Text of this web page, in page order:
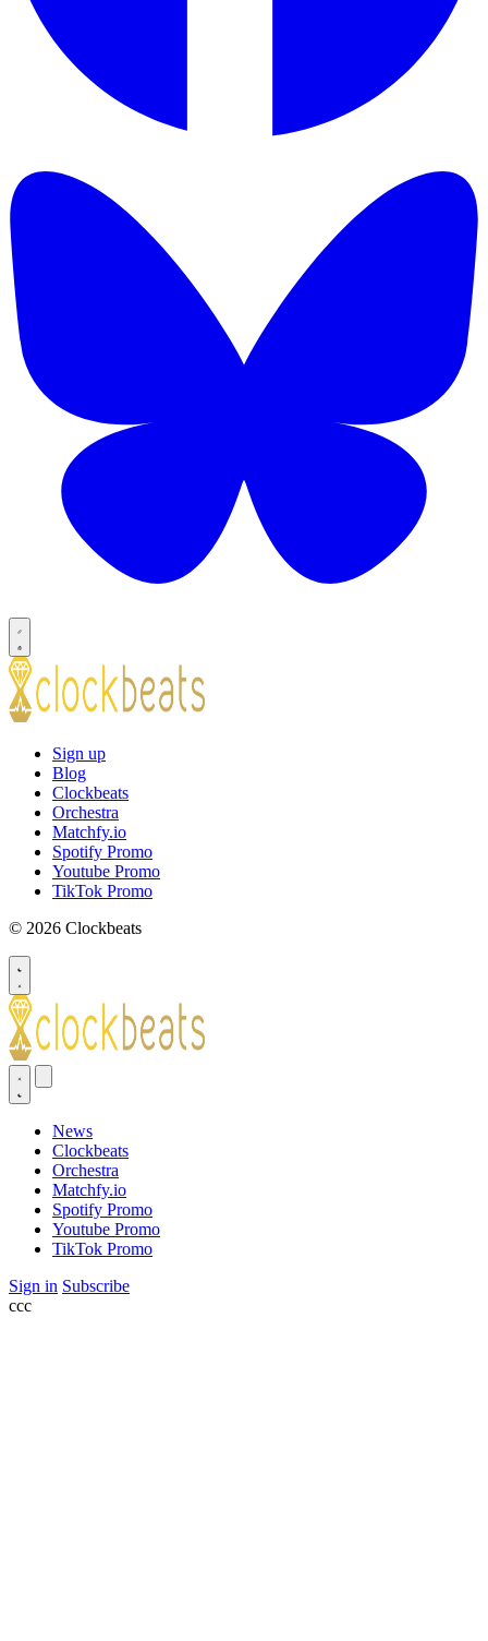
Sign up
Blog
Clockbeats
Orchestra
Matchfy.io
Spotify Promo
Youtube Promo
TikTok Promo
© 2026 Clockbeats
News
Clockbeats
Orchestra
Matchfy.io
Spotify Promo
Youtube Promo
TikTok Promo
Sign in Subscribe
ссс